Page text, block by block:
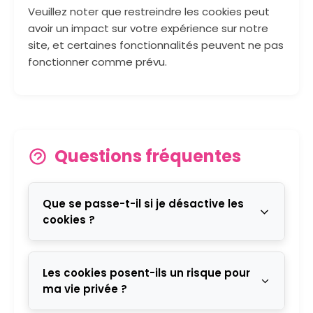
Veuillez noter que restreindre les cookies peut
avoir un impact sur votre expérience sur notre
site, et certaines fonctionnalités peuvent ne pas
fonctionner comme prévu.
Questions fréquentes
Que se passe-t-il si je désactive les
cookies ?
Si vous désactivez tous les cookies,
certaines fonctionnalités de notre site
pourraient ne pas fonctionner
correctement. Par exemple, vous ne
Les cookies posent-ils un risque pour
ma vie privée ?